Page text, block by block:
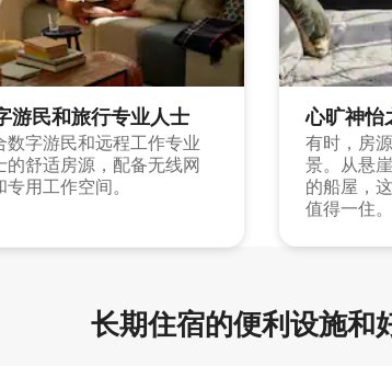
游民和旅行专业人士
数字游民和远程工作专业
的舒适房源，配备无线网
专用工作空间。
心旷神怡
有时，房
景。从悬
的船屋，
值得一住。
长期住宿的便利设施和